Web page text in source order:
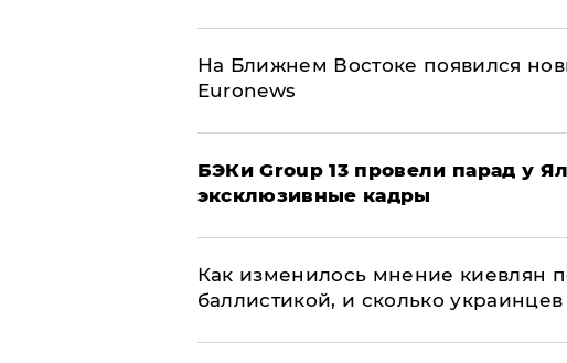
На Ближнем Востоке появился
Euronews
​БЭКи Group 13 провели парад у
эксклюзивные кадры
Как изменилось мнение киевлян
баллистикой, и сколько